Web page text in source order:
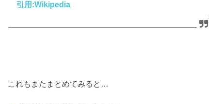
引用:Wikipedia
これもまたまとめてみると…